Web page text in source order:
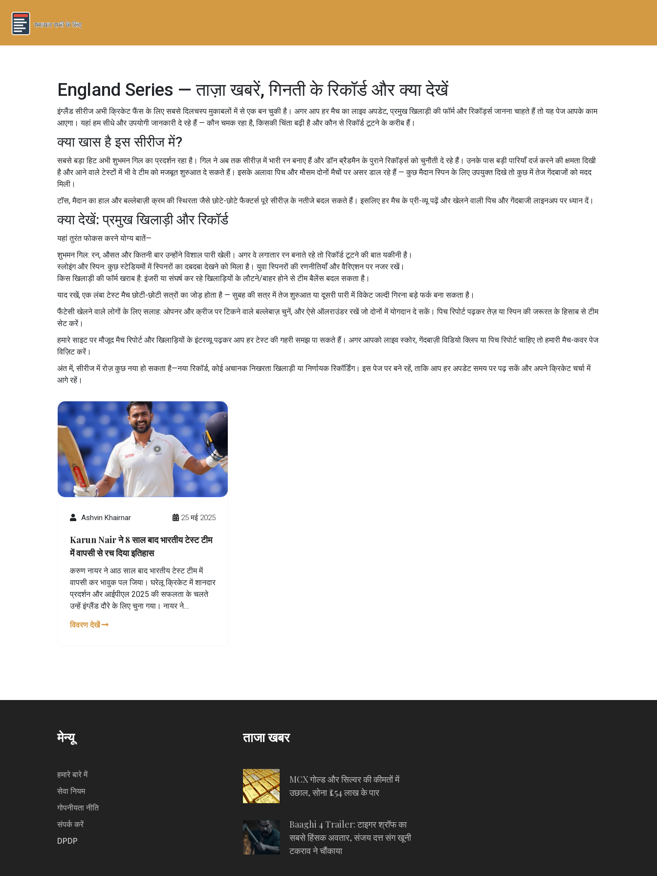
England Series — ताज़ा खबरें, गिनती के रिकॉर्ड और क्या देखें
इंग्लैंड सीरीज अभी क्रिकेट फैंस के लिए सबसे दिलचस्प मुकाबलों में से एक बन चुकी है। अगर आप हर मैच का लाइव अपडेट, प्रमुख खिलाड़ी की फॉर्म और रिकॉर्ड्स जानना चाहते हैं तो यह पेज आपके काम
आएगा। यहां हम सीधे और उपयोगी जानकारी दे रहे हैं — कौन चमक रहा है, किसकी चिंता बढ़ी है और कौन से रिकॉर्ड टूटने के करीब हैं।
क्या खास है इस सीरीज में?
सबसे बड़ा हिट अभी शुभमन गिल का प्रदर्शन रहा है। गिल ने अब तक सीरीज़ में भारी रन बनाए हैं और डॉन ब्रैडमैन के पुराने रिकॉर्ड्स को चुनौती दे रहे हैं। उनके पास बड़ी पारियाँ दर्ज करने की क्षमता दिखी
है और आने वाले टेस्टों में भी वे टीम को मजबूत शुरुआत दे सकते हैं। इसके अलावा पिच और मौसम दोनों मैचों पर असर डाल रहे हैं — कुछ मैदान स्पिन के लिए उपयुक्त दिखे तो कुछ में तेज गेंदबाजों को मदद
मिली।
टॉस, मैदान का हाल और बल्लेबाज़ी क्रम की स्थिरता जैसे छोटे-छोटे फैक्टर्स पूरे सीरीज़ के नतीजे बदल सकते हैं। इसलिए हर मैच के प्री-व्यू पढ़ें और खेलने वाली पिच और गेंदबाजी लाइनअप पर ध्यान दें।
क्या देखें: प्रमुख खिलाड़ी और रिकॉर्ड
यहां तुरंत फोकस करने योग्य बातें—
शुभमन गिल: रन, औसत और कितनी बार उन्होंने विशाल पारी खेली। अगर वे लगातार रन बनाते रहे तो रिकॉर्ड टूटने की बात यकीनी है।
स्लोइंग और स्पिन: कुछ स्टेडियमों में स्पिनरों का दबदबा देखने को मिला है। युवा स्पिनरों की रणनीतियाँ और वैरिएशन पर नजर रखें।
किस खिलाड़ी की फॉर्म खराब है: इंजरी या संघर्ष कर रहे खिलाड़ियों के लौटने/बाहर होने से टीम बैलेंस बदल सकता है।
याद रखें, एक लंबा टेस्ट मैच छोटी-छोटी सत्रों का जोड़ होता है — सुबह की सत्र में तेज शुरुआत या दूसरी पारी में विकेट जल्दी गिरना बड़े फर्क बना सकता है।
फैंटेसी खेलने वाले लोगों के लिए सलाह: ओपनर और क्रीज पर टिकने वाले बल्लेबाज़ चुनें, और ऐसे ऑलराउंडर रखें जो दोनों में योगदान दे सकें। पिच रिपोर्ट पढ़कर तेज़ या स्पिन की जरूरत के हिसाब से टीम
सेट करें।
हमारे साइट पर मौजूद मैच रिपोर्ट और खिलाड़ियों के इंटरव्यू पढ़कर आप हर टेस्ट की गहरी समझ पा सकते हैं। अगर आपको लाइव स्कोर, गेंदबाज़ी विडियो क्लिप या पिच रिपोर्ट चाहिए तो हमारी मैच-कवर पेज
विज़िट करें।
अंत में, सीरीज में रोज़ कुछ नया हो सकता है—नया रिकॉर्ड, कोई अचानक निखरता खिलाड़ी या निर्णायक रिकॉर्डिंग। इस पेज पर बने रहें, ताकि आप हर अपडेट समय पर पढ़ सकें और अपने क्रिकेट चर्चा में
आगे रहें।
Ashvin Khairnar 25 मई 2025
Karun Nair ने 8 साल बाद भारतीय टेस्ट टीम
में वापसी से रच दिया इतिहास
करुण नायर ने आठ साल बाद भारतीय टेस्ट टीम में
वापसी कर भावुक पल जिया। घरेलू क्रिकेट में शानदार
प्रदर्शन और आईपीएल 2025 की सफलता के चलते
उन्हें इंग्लैंड दौरे के लिए चुना गया। नायर ने
विवरण देखें
मेन्यू
हमारे बारे में
सेवा नियम
गोपनीयता नीति
संपर्क करें
DPDP
ताजा खबर
MCX गोल्ड और सिल्वर की कीमतों में
उछाल, सोना ₹1.54 लाख के पार
Baaghi 4 Trailer: टाइगर श्रॉफ का
सबसे हिंसक अवतार, संजय दत्त संग खूनी
टकराव ने चौंकाया